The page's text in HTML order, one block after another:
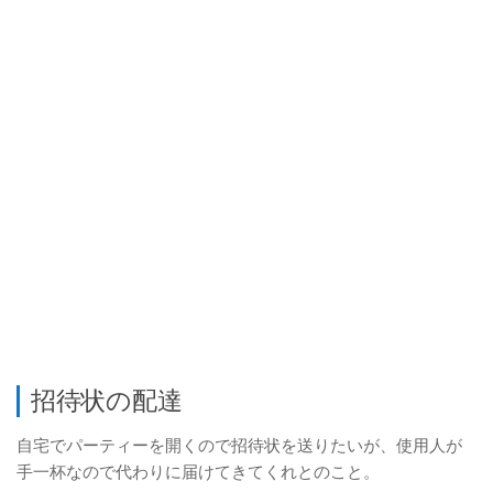
招待状の配達
自宅でパーティーを開くので招待状を送りたいが、使用人が
手一杯なので代わりに届けてきてくれとのこと。